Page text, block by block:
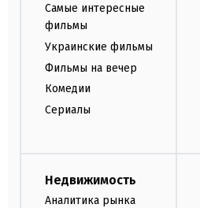
Самые интересные
фильмы
Украинские фильмы
Фильмы на вечер
Комедии
Сериалы
Недвижимость
Аналитика рынка